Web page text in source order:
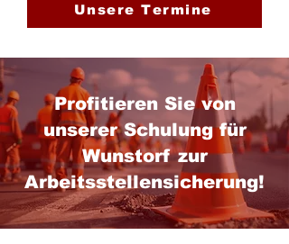
Unsere Termine
Profitieren Sie von
unserer Schulung für
Wunstorf zur
Arbeitsstellensicherung!